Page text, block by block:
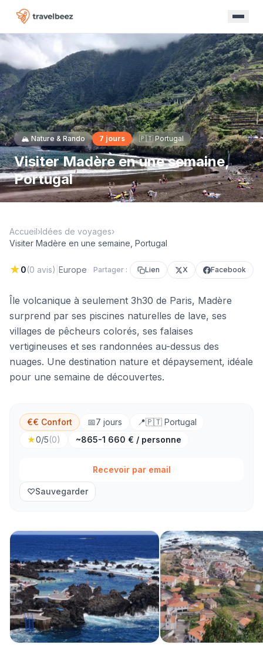
🏔️ Nature & Rando 7 jours 🇵🇹 Portugal
Visiter Madère en une semaine,
Portugal
Accueil›Idées de voyages›
Visiter Madère en une semaine, Portugal
★0(0 avis) Europe Partager : Lien X Facebook
Île volcanique à seulement 3h30 de Paris, Madère
surprend par ses piscines naturelles de lave, ses
villages de pêcheurs colorés, ses falaises
vertigineuses et ses randonnées au-dessus des
nuages. Une destination nature et dépaysement, idéale
pour une semaine de découvertes.
€€ Confort 📅7 jours 📍🇵🇹 Portugal
★0/5(0) ~865-1 660 € / personne
Recevoir par email
♡Sauvegarder